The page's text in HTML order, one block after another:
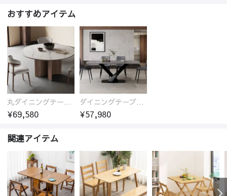
おすすめアイテム
丸ダイニングテーブル セラミック天板 耐熱 キズに強い 丸型 北欧 無垢材 円卓 円型
¥69,580
ダイニングテーブル おしゃれ セラミック天板 大理石柄 食卓 4人用 4人 6人 140cm 160cm 180cm 耐久性 耐熱 食事テーブル
¥57,980
関連アイテム